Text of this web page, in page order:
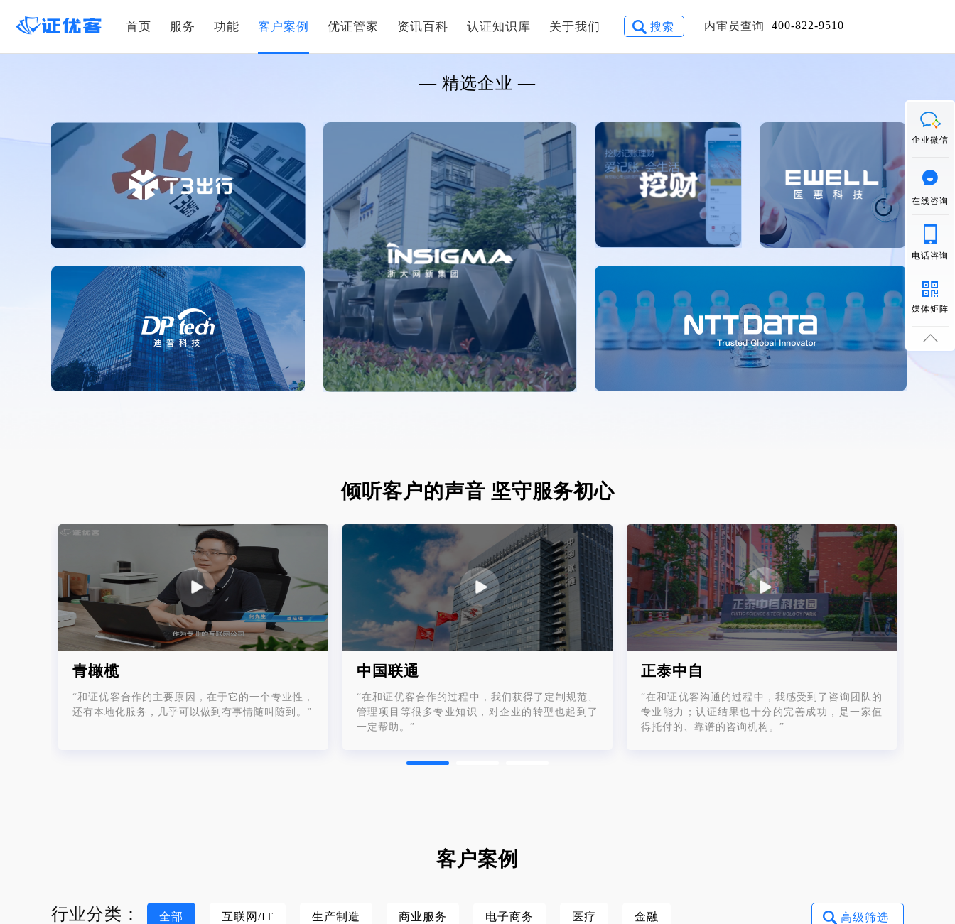
企业微信
在线咨询
电话咨询
媒体矩阵
首页 服务 功能 客户案例 优证管家 资讯百科 认证知识库 关于我们 搜索 内审员查询 400-822-9510
— 精选企业 —
倾听客户的声音 坚守服务初心
青橄榄
“和证优客合作的主要原因，在于它的一个专业性，
还有本地化服务，几乎可以做到有事情随叫随到。”
中国联通
“在和证优客合作的过程中，我们获得了定制规范、
管理项目等很多专业知识，对企业的转型也起到了
一定帮助。”
正泰中自
“在和证优客沟通的过程中，我感受到了咨询团队的
专业能力；认证结果也十分的完善成功，是一家值
得托付的、靠谱的咨询机构。”
客户案例
行业分类： 全部 互联网/IT 生产制造 商业服务 电子商务 医疗 金融 高级筛选